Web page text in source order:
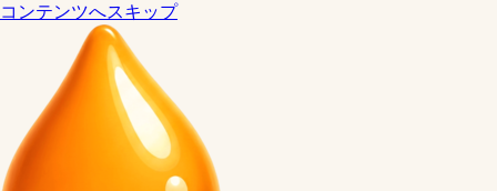
コンテンツへスキップ